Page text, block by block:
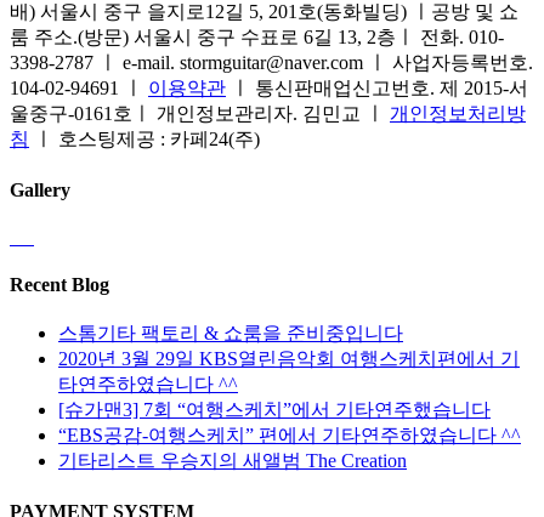
배) 서울시 중구 을지로12길 5, 201호(동화빌딩) ㅣ공방 및 쇼
룸 주소.(방문) 서울시 중구 수표로 6길 13, 2층ㅣ 전화. 010-
3398-2787 ㅣ e-mail. stormguitar@naver.com ㅣ 사업자등록번호.
104-02-94691 ㅣ 이용약관 ㅣ 통신판매업신고번호. 제 2015-서
울중구-0161호ㅣ 개인정보관리자. 김민교 ㅣ 개인정보처리방
침
ㅣ 호스팅제공 : 카페24(주)
Gallery
Recent Blog
스톰기타 팩토리 & 쇼룸을 준비중입니다
2020년 3월 29일 KBS열린음악회 여행스케치편에서 기
타연주하였습니다 ^^
[슈가맨3] 7회 “여행스케치”에서 기타연주했습니다
“EBS공감-여행스케치” 편에서 기타연주하였습니다 ^^
기타리스트 우승지의 새앨범 The Creation
PAYMENT SYSTEM